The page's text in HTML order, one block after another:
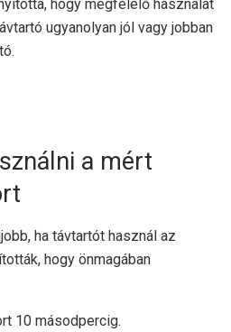
hogy megfelelő használat
ugyanolyan jól vagy jobban
a mért
ha távtartót használ az
hogy önmagában
10 másodpercig.